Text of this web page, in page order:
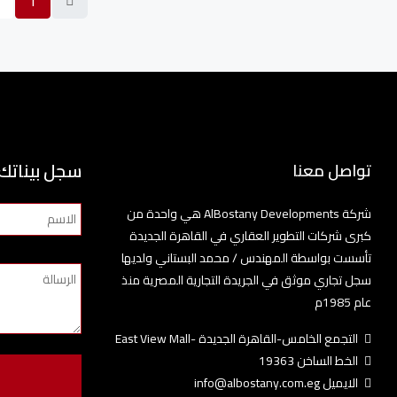
تواصل معنا
شركة AlBostany Developments هي واحدة من
كبرى شركات التطوير العقاري في القاهرة الجديدة
تأسست بواسطة المهندس / محمد البستاني ولديها
سجل تجاري موثق في الجريدة التجارية المصرية منذ
عام 1985م
التجمع الخامس-القاهرة الجديدة -East View Mall
الخط الساخن 19363
الايميل info@albostany.com.eg
سجل